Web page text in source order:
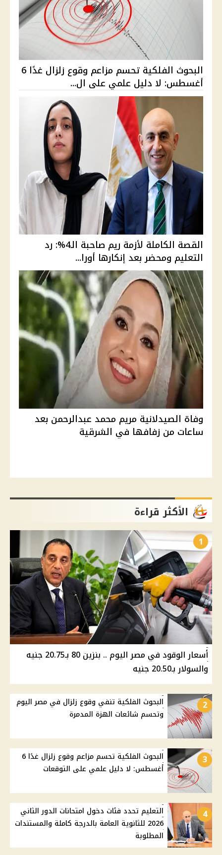
البحوث الفلكية تحسم مزاعم وقوع زلزال غدًا 6
أغسطس: لا دليل علمي على ال...
القصة الكاملة لأزمة ريم صاحبة الـ4%: رد
التعليم ومحضر بعد إنكارها أورا...
وفاة الصيدلانية مريم محمد عبدالرحمن بعد
ساعات من زفافها في الشرقية
الأكثر قراءة
1
أسعار الوقود في مصر اليوم .. بنزين 80 بـ20.75 جنيه
والسولار بـ20.50 جنيه
2
البحوث الفلكية تنفي وقوع زلزال في مصر اليوم
وتحسم شائعات الهزة المدمرة
3
البحوث الفلكية تحسم مزاعم وقوع زلزال غدًا 6
أغسطس: لا دليل علمي على التوقعات
4
التعليم تحدد فئات دخول امتحانات الدور الثاني
2026 للثانوية العامة بالدرجة كاملة والمستندات
المطلوبة